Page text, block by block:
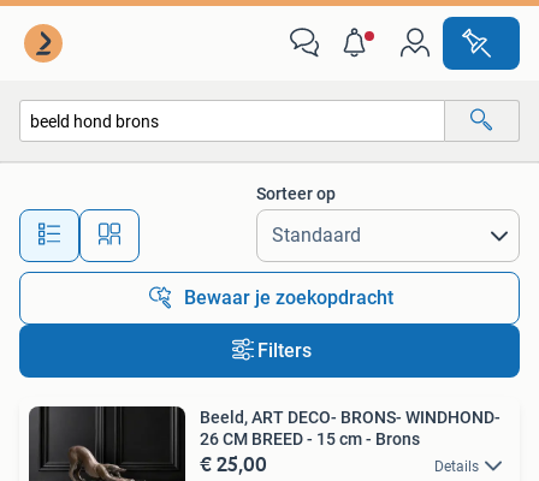
Alle afstanden…
Sorteer op
Bewaar je zoekopdracht
Filters
Beeld, ART DECO- BRONS- WINDHOND-
26 CM BREED - 15 cm - Brons
€ 25,00 Details